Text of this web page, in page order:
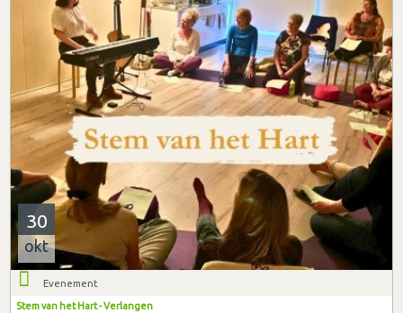
30
okt
Evenement
Stem van het Hart - Verlangen